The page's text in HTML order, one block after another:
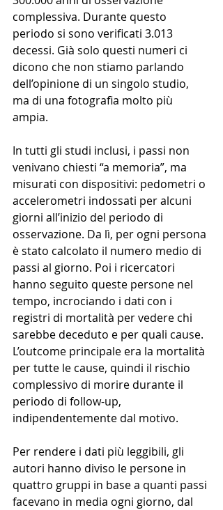
complessiva. Durante questo
periodo si sono verificati 3.013
decessi. Già solo questi numeri ci
dicono che non stiamo parlando
dell’opinione di un singolo studio,
ma di una fotografia molto più
ampia.
In tutti gli studi inclusi, i passi non
venivano chiesti “a memoria”, ma
misurati con dispositivi: pedometri o
accelerometri indossati per alcuni
giorni all’inizio del periodo di
osservazione. Da lì, per ogni persona
è stato calcolato il numero medio di
passi al giorno. Poi i ricercatori
hanno seguito queste persone nel
tempo, incrociando i dati con i
registri di mortalità per vedere chi
sarebbe deceduto e per quali cause.
L’outcome principale era la mortalità
per tutte le cause, quindi il rischio
complessivo di morire durante il
periodo di follow-up,
indipendentemente dal motivo.
Per rendere i dati più leggibili, gli
autori hanno diviso le persone in
quattro gruppi in base a quanti passi
facevano in media ogni giorno, dal